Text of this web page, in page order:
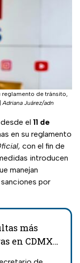
reglamento de tránsito,
|Adriana Juárez/adn
el 11 de
en su reglamento
con el fin de
introducen
manejan
por
más
en CDMX;